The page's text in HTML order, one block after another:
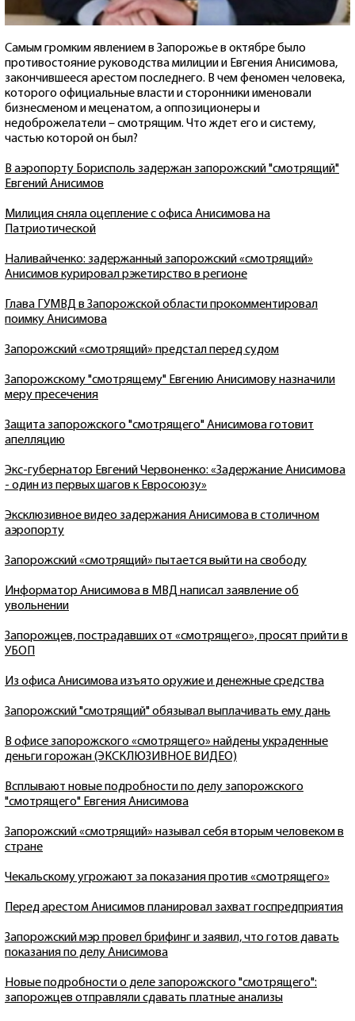
Самым громким явлением в Запорожье в октябре было
противостояние руководства милиции и Евгения Анисимова,
закончившееся арестом последнего. В чем феномен человека,
которого официальные власти и сторонники именовали
бизнесменом и меценатом, а оппозиционеры и
недоброжелатели – смотрящим. Что ждет его и систему,
частью которой он был?
В аэропорту Борисполь задержан запорожский "смотрящий"
Евгений Анисимов
Милиция сняла оцепление с офиса Анисимова на
Патриотической
Наливайченко: задержанный запорожский «смотрящий»
Анисимов курировал рэкетирство в регионе
Глава ГУМВД в Запорожской области прокомментировал
поимку Анисимова
Запорожский «смотрящий» предстал перед судом
Запорожскому "смотрящему" Евгению Анисимову назначили
меру пресечения
Защита запорожского "смотрящего" Анисимова готовит
апелляцию
Экс-губернатор Евгений Червоненко: «Задержание Анисимова
- один из первых шагов к Евросоюзу»
Эксклюзивное видео задержания Анисимова в столичном
аэропорту
Запорожский «смотрящий» пытается выйти на свободу
Информатор Анисимова в МВД написал заявление об
увольнении
Запорожцев, пострадавших от «смотрящего», просят прийти в
УБОП
Из офиса Анисимова изъято оружие и денежные средства
Запорожский "смотрящий" обязывал выплачивать ему дань
В офисе запорожского «смотрящего» найдены украденные
деньги горожан (ЭКСКЛЮЗИВНОЕ ВИДЕО)
Всплывают новые подробности по делу запорожского
"смотрящего" Евгения Анисимова
Запорожский «смотрящий» называл себя вторым человеком в
стране
Чекальскому угрожают за показания против «смотрящего»
Перед арестом Анисимов планировал захват госпредприятия
Запорожский мэр провел брифинг и заявил, что готов давать
показания по делу Анисимова
Новые подробности о деле запорожского "смотрящего":
запорожцев отправляли сдавать платные анализы